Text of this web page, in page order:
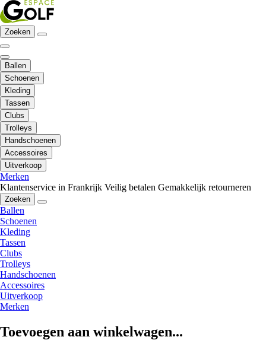
Zoeken
Ballen
Schoenen
Kleding
Tassen
Clubs
Trolleys
Handschoenen
Accessoires
Uitverkoop
Merken
Klantenservice in Frankrijk Veilig betalen Gemakkelijk retourneren
Zoeken
Ballen
Schoenen
Kleding
Tassen
Clubs
Trolleys
Handschoenen
Accessoires
Uitverkoop
Merken
Toevoegen aan winkelwagen...